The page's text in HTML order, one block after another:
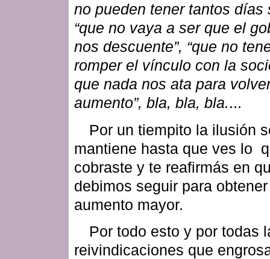
no pueden tener tantos días
“que no vaya a ser que el
nos descuente”, “que no
romper el vínculo con la
que nada nos ata para
aumento”, bla, bla, bla....
Por un tiempito la ilusión
mantiene hasta que ves lo
cobraste y te reafirmás en
debimos seguir para
aumento mayor.
Por todo esto y por todas
reivindicaciones que